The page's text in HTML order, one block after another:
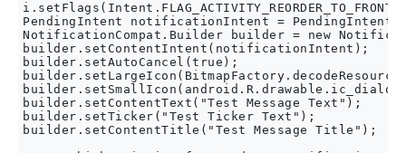
PendingIntent notificationIntent =
NotificationCompat.Builder builder = new
builder.setContentIntent(notificationIntent);
builder.setAutoCancel(true);
builder.setContentText("Test Message Text");
builder.setTicker("Test Ticker Text");
builder.setContentTitle("Test Message Title");